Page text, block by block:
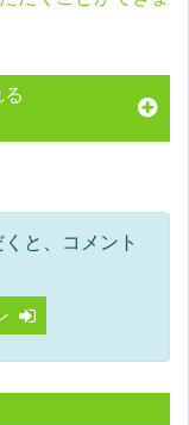
と、コメント